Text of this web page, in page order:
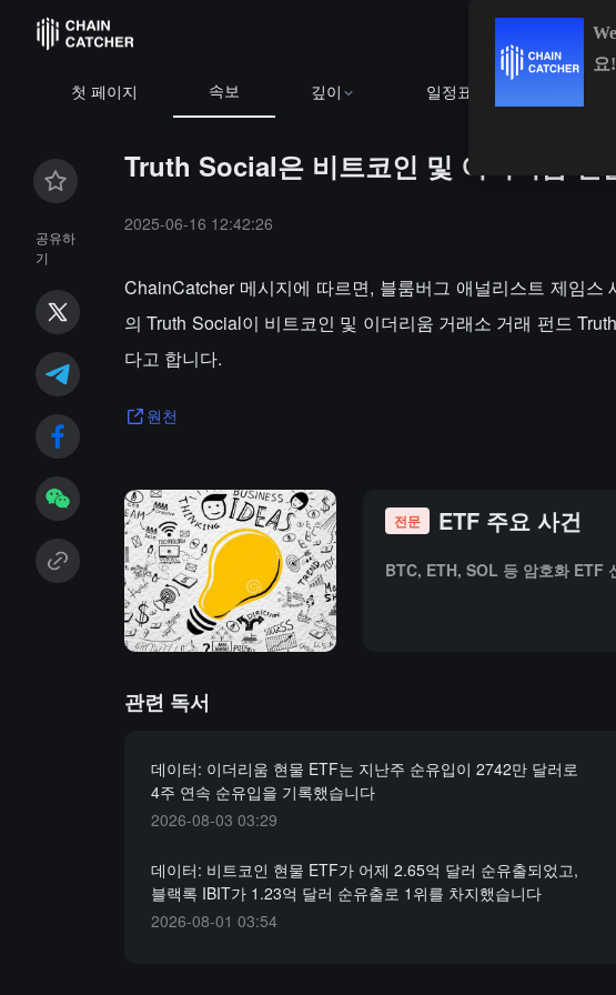
첫 페이지 속보 깊이 일정표
공유하
기
Truth Social은 비트코인 및 이더리움 현
2025-06-16 12:42:26
ChainCatcher 메시지에 따르면, 블룸버그 애널리스트 제임
의 Truth Social이 비트코인 및 이더리움 거래소 거래 펀드
다고 합니다.
원천
전문 ETF 주요 사건
BTC, ETH, SOL 등 암호화 ETF
관련 독서
데이터: 이더리움 현물 ETF는 지난주 순유입이 2742만 달러로
4주 연속 순유입을 기록했습니다
2026-08-03 03:29
데이터: 비트코인 현물 ETF가 어제 2.65억 달러 순유출되었고,
블랙록 IBIT가 1.23억 달러 순유출로 1위를 차지했습니다
2026-08-01 03:54
요!